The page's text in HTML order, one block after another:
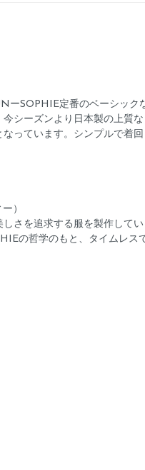
ーSOPHIE定番のベーシック
シーズンより日本製の上質
っています。シンプルで着
）
さを追求する服を製作して
の哲学のもと、タイムレ